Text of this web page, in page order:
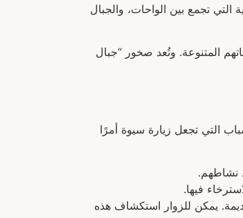
التي تجمع بين الواحات، والجبال
وثقافاتهم المتنوعة. وتُعد صخور “جبال
التي تجعل زيارة سيوة أمرًا
نشاطهم.
فيها.
يمكن للزوار استكشاف هذه